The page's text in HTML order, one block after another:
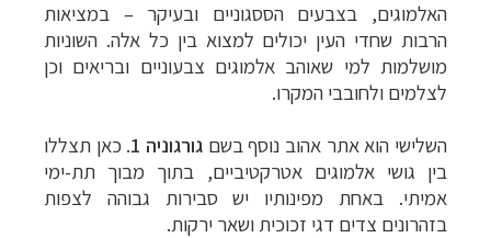
האלמוגים, בצבעים הססגוניים ובעיקר – במציאות
הרבות שחדי העין יכולים למצוא בין כל אלה. השוניות
מושלמות למי שאוהב אלמוגים צבעוניים ובריאים וכן
לצלמים ולחובבי המקרו.
השלישי הוא אתר אהוב נוסף בשם גורגוניה 1
. כאן תצללו
בין גושי אלמוגים אטרקטיביים, בתוך מבוך תת-ימי
אמיתי. באחת מפינותיו יש סבירות גבוהה לצפות
בזהרונים צדים דגי זכוכית ושאר ירקות.
טיול עצמאי לדרום אמריקה לחצו לרשימת ההצעות »